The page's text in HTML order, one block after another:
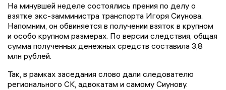
На минувшей неделе состоялись прения по делу о
взятке экс-замминистра транспорта Игоря Сиунова.
Напомним, он обвиняется в получении взяток в крупном
и особо крупном размерах. По версии следствия, общая
сумма полученных денежных средств составила 3,8
млн рублей.
Так, в рамках заседания слово дали следователю
регионального СК, адвокатам и самому Сиунову.